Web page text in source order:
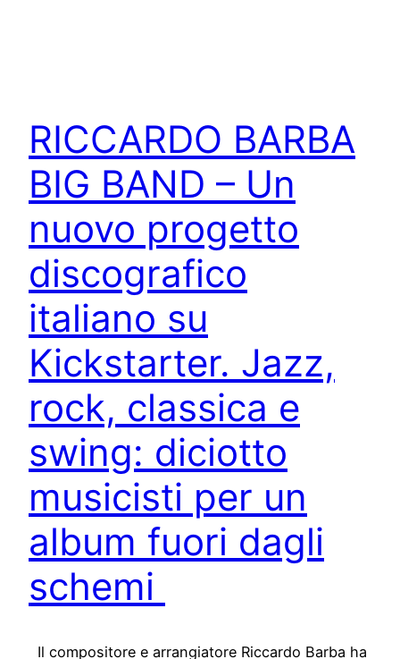
RICCARDO BARBA
BIG BAND – Un
nuovo progetto
discografico
italiano su
Kickstarter. Jazz,
rock, classica e
swing: diciotto
musicisti per un
album fuori dagli
schemi
Il compositore e arrangiatore Riccardo Barba ha